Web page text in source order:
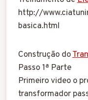
http://
basica.html
Construção do
Passo 1ª Parte
Primeiro video o
transformador